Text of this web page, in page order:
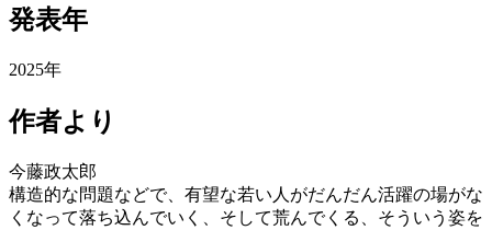
発表年
2025年
作者より
今藤政太郎
構造的な問題などで、有望な若い人がだんだん活躍の場がな
くなって落ち込んでいく、そして荒んでくる、そういう姿を